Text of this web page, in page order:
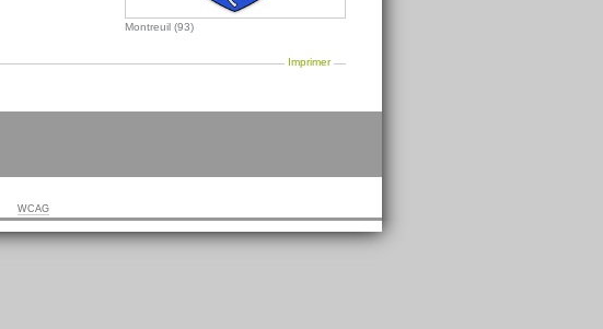
Montreuil (93)
Imprimer
WCAG